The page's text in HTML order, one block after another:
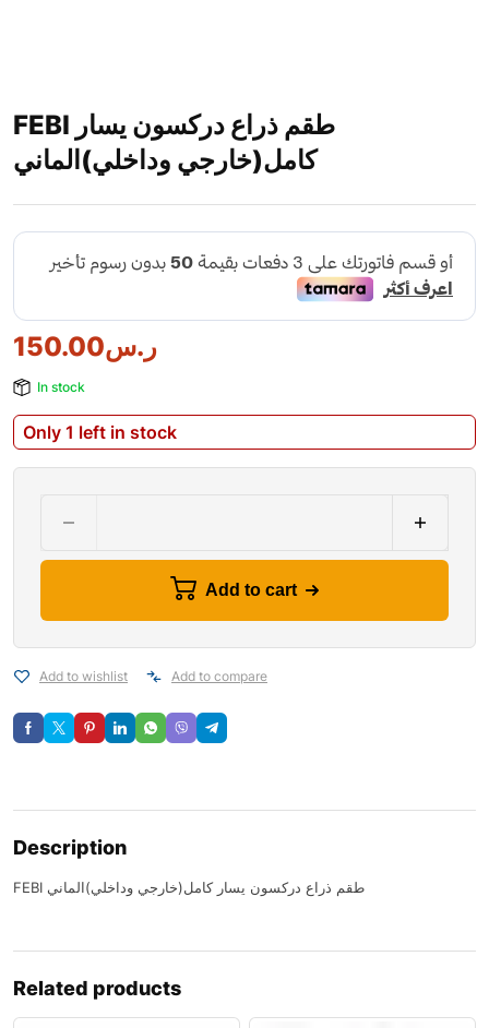
FEBI طقم ذراع دركسون يسار
كامل(خارجي وداخلي)الماني
ر.س150.00
In stock
Only 1 left in stock
Add to cart
Add to wishlist Add to compare
Description
FEBI طقم ذراع دركسون يسار كامل(خارجي وداخلي)الماني
Related products